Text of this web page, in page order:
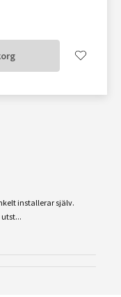
installerar själv.